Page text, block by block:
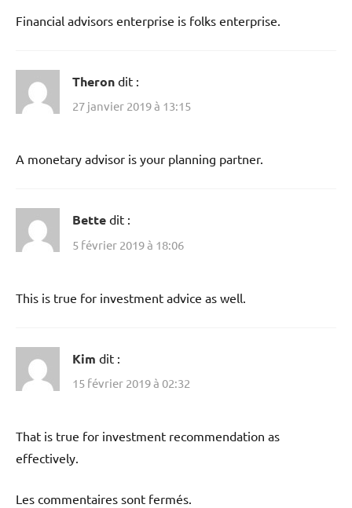
Financial advisors enterprise is folks enterprise.
Theron dit :
27 janvier 2019 à 13:15
A monetary advisor is your planning partner.
Bette dit :
5 février 2019 à 18:06
This is true for investment advice as well.
Kim dit :
15 février 2019 à 02:32
That is true for investment recommendation as
effectively.
Les commentaires sont fermés.